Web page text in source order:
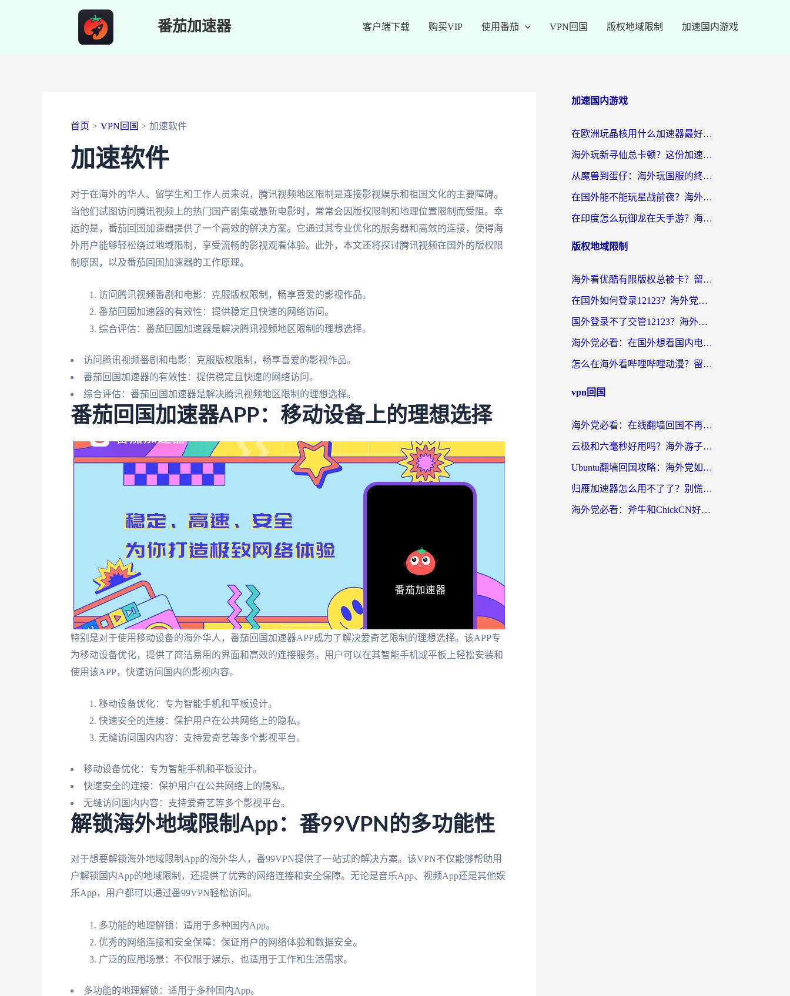
番茄加速器 客户端下载 购买VIP 使用番茄 VPN回国 版权地域限制 加速国内游戏
首页 VPN回国 加速软件
加速软件
对于在海外的华人、留学生和工作人员来说，腾讯视频地区限制是连接影视娱乐和祖国文化的主要障碍。
当他们试图访问腾讯视频上的热门国产剧集或最新电影时，常常会因版权限制和地理位置限制而受阻。幸
运的是，番茄回国加速器提供了一个高效的解决方案。它通过其专业优化的服务器和高效的连接，使得海
外用户能够轻松绕过地域限制，享受流畅的影视观看体验。此外，本文还将探讨腾讯视频在国外的版权限
制原因，以及番茄回国加速器的工作原理。
访问腾讯视频番剧和电影：克服版权限制，畅享喜爱的影视作品。
番茄回国加速器的有效性：提供稳定且快速的网络访问。
综合评估：番茄回国加速器是解决腾讯视频地区限制的理想选择。
访问腾讯视频番剧和电影：克服版权限制，畅享喜爱的影视作品。
番茄回国加速器的有效性：提供稳定且快速的网络访问。
综合评估：番茄回国加速器是解决腾讯视频地区限制的理想选择。
番茄回国加速器APP：移动设备上的理想选择
特别是对于使用移动设备的海外华人，番茄回国加速器APP成为了解决爱奇艺限制的理想选择。该APP专
为移动设备优化，提供了简洁易用的界面和高效的连接服务。用户可以在其智能手机或平板上轻松安装和
使用该APP，快速访问国内的影视内容。
移动设备优化：专为智能手机和平板设计。
快速安全的连接：保护用户在公共网络上的隐私。
无缝访问国内内容：支持爱奇艺等多个影视平台。
移动设备优化：专为智能手机和平板设计。
快速安全的连接：保护用户在公共网络上的隐私。
无缝访问国内内容：支持爱奇艺等多个影视平台。
解锁海外地域限制App：番99VPN的多功能性
对于想要解锁海外地域限制App的海外华人，番99VPN提供了一站式的解决方案。该VPN不仅能够帮助用
户解锁国内App的地域限制，还提供了优秀的网络连接和安全保障。无论是音乐App、视频App还是其他娱
乐App，用户都可以通过番99VPN轻松访问。
多功能的地理解锁：适用于多种国内App。
优秀的网络连接和安全保障：保证用户的网络体验和数据安全。
广泛的应用场景：不仅限于娱乐，也适用于工作和生活需求。
多功能的地理解锁：适用于多种国内App。
加速国内游戏
在欧洲玩晶核用什么加速器最好呢？一个老玩家的真心话
海外玩新寻仙总卡顿？这份加速器选择指南让你秒回国服流畅体验
从魔兽到蛋仔：海外玩国服的终极加速指南，找到你的专属高速通道
在国外能不能玩星战前夜？海外党国服游戏不卡顿的秘密武器在这里
在印度怎么玩御龙在天手游？海外党畅玩国服的终极生存指南
版权地域限制
海外看优酷有限版权总被卡？留学生亲测有效的回国加速器选择指南
在国外如何登录12123？海外党必备的回国加速实用指南
国外登录不了交管12123？海外华人亲测有效的回国加速器选择指南
海外党必看：在国外想看国内电视剧用什么软件？3步解决地域限制
怎么在海外看哔哩哔哩动漫？留学生亲测有效的回国加速方案
vpn回国
海外党必看：在线翻墙回国不再难！教你选对加速器无缝刷国内资源
云极和六毫秒好用吗？海外游子解锁国内资源的真实答案
Ubuntu翻墙回国攻略：海外党如何选对加速器，无缝刷国内剧玩游戏？
归雁加速器怎么用不了了？别慌，这篇指南教你如何丝滑“回家”
海外党必看：斧牛和ChickCN好用吗？3款热门加速器实测+番茄加速器深度体验